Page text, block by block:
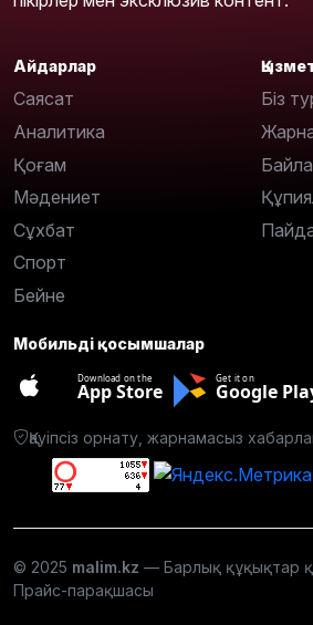
Айдарлар
Саясат
Аналитика
Қоғам
Мәдениет
Сұхбат
Спорт
Бейне
Біз
Мобильді қосымшалар
Download on the
App Store
Get it on
Google
Қауіпсіз орнату, жарнамасыз
© 2025 malim.kz — Барлық құқықтар
Прайс-парақшасы